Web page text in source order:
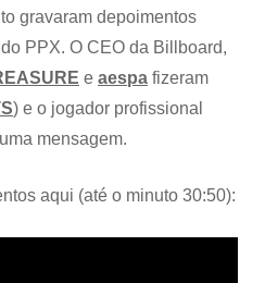
gravaram depoimentos
PPX. O CEO da Billboard,
e aespa fizeram
) e o jogador profissional
mensagem.
aqui (até o minuto 30:50):